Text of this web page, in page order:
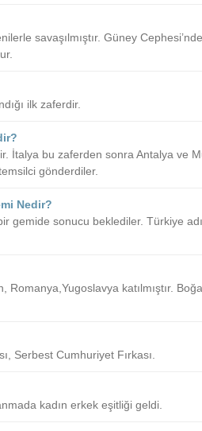
savaşılmıştır. Güney Cephesi’nde
ilk zaferdir.
İtalya bu zaferden sonra Antalya ve
gönderdiler.
Nedir?
gemide sonucu beklediler. Türkiye
katılmıştır.
Serbest Cumhuriyet Fırkası.
kadın erkek eşitliği geldi.